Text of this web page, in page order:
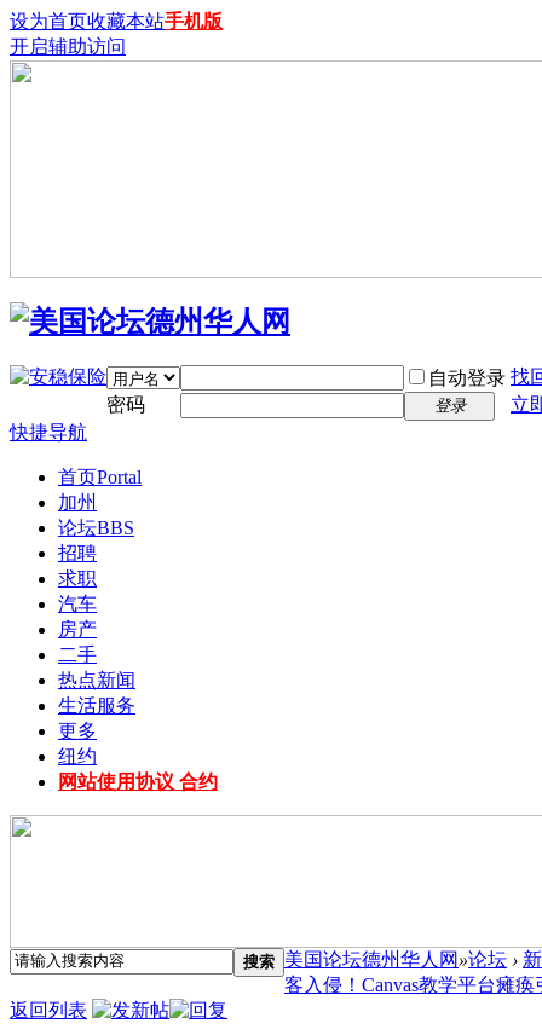
设为首页收藏本站手机版
开启辅助访问
自动登录 找
密码
登录
立
快捷导航
首页Portal
加州
论坛BBS
招聘
求职
汽车
房产
二手
热点新闻
生活服务
更多
纽约
网站使用协议 合约
搜索 美国论坛德州华人网 »论坛 ›
客入侵！Canvas教学平台瘫痪
返回列表